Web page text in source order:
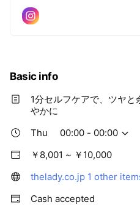
Basic info
1分セルフケアで、ツヤ
やかに
Thu
00:00 - 00:00
￥8,001 ~ ￥10,000
thelady.co.jp 1 other
Cash accepted